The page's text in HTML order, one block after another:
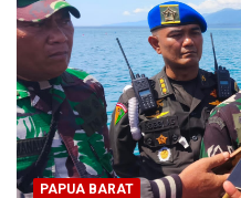
PAPUA BARAT